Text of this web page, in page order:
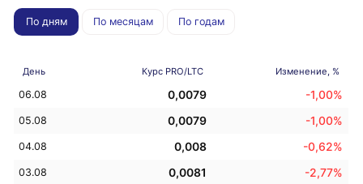
По дням По месяцам По годам
День Курс PRO/LTC Изменение, %
06.08 0,0079 -1,00%
05.08 0,0079 -1,00%
04.08 0,008 -0,62%
03.08 0,0081 -2,77%